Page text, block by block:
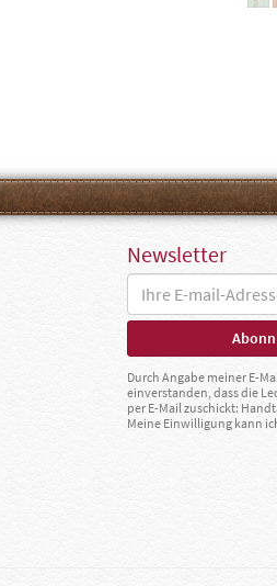
Newsletter
Durch Angabe meiner E-
einverstanden, dass die
per E-Mail zuschickt:
Meine Einwilligung kann